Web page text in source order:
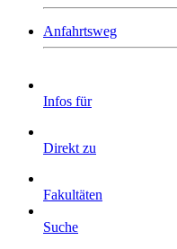
Anfahrtsweg
Infos für
Direkt zu
Fakultäten
Suche